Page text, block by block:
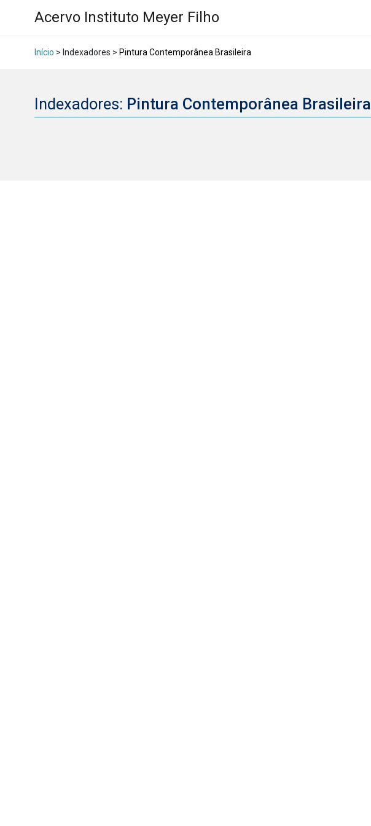
Acervo Instituto Meyer Filho
Início > Indexadores > Pintura Contemporânea Brasileira
Indexadores: Pintura Contemporânea Brasileira